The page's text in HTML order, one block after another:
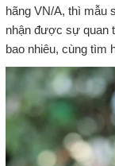
hãng VN/A, thì mẫu
nhận được sự quan
bao nhiêu, cùng tìm